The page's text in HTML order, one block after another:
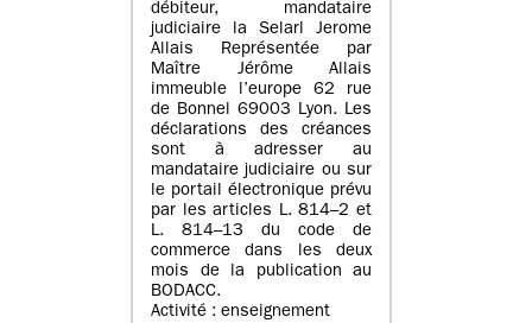
débiteur, mandataire
judiciaire la Selarl Jerome
Allais Représentée par
Maître Jérôme Allais
immeuble l’europe 62 rue
de Bonnel 69003 Lyon. Les
déclarations des créances
sont à adresser au
mandataire judiciaire ou sur
le portail électronique prévu
par les articles L. 814–2 et
L. 814–13 du code de
commerce dans les deux
mois de la publication au
BODACC.
Activité : enseignement